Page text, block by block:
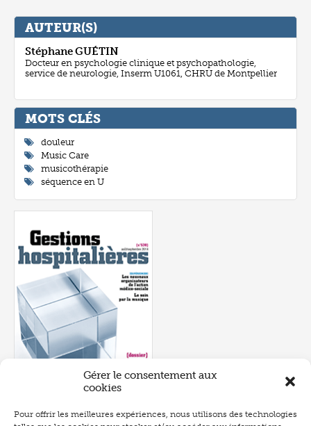
Gérer le consentement aux
cookies
Pour offrir les meilleures expériences, nous utilisons des technologies
AUTEUR(S)
StéphaneGUÉTIN
Docteur en psychologie clinique et psychopathologie,
service de neurologie, Inserm U1061, CHRU de Montpellier
MOTS CLÉ
douleur
Music Care
musicothérapie
séquence en U
Numéro 538- septembre 2014